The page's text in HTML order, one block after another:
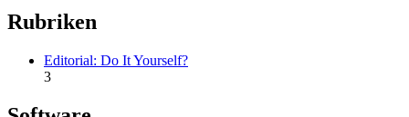
Rubriken
Editorial: Do It Yourself?
3